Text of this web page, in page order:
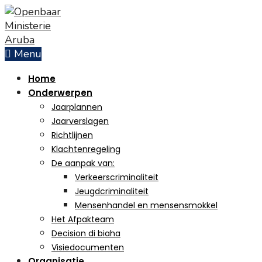
Skip
to
content
Menu
Home
Onderwerpen
Jaarplannen
Jaarverslagen
Richtlijnen
Klachtenregeling
De aanpak van:
Verkeerscriminaliteit
Jeugdcriminaliteit
Mensenhandel en mensensmokkel
Het Afpakteam
Decision di biaha
Visiedocumenten